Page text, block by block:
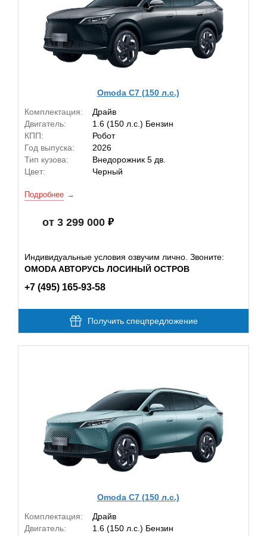
Omoda C7 (150 л.с.)
Комплектация:
Драйв
Двигатель:
1.6 (150 л.с.) Бензин
КПП:
Робот
Год выпуска:
2026
Тип кузова:
Внедорожник 5 дв.
Цвет:
Черный
Подробнее
от 3 299 000
Индивидуальные условия озвучим лично. Звоните:
OMODA АВТОРУСЬ ЛОСИНЫЙ ОСТРОВ
+7 (495) 165-93-58
Получить спецпредложение
Omoda C7 (150 л.с.)
Комплектация:
Драйв
Двигатель:
1.6 (150 л.с.) Бензин